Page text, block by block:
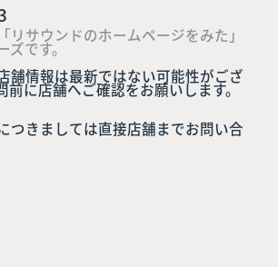
リサウンドのホームページをみた」
ズです。
舗情報は最新ではない可能性がござ
前に店舗へご確認をお願いします。
つきましては直接店舗までお問い合